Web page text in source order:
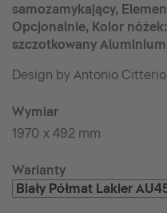
samozamykający,
Opcjonalnie, Kolor
szczotkowany
Design by Antonio Citterio
Wymiar
1970 x 492 mm
Warianty